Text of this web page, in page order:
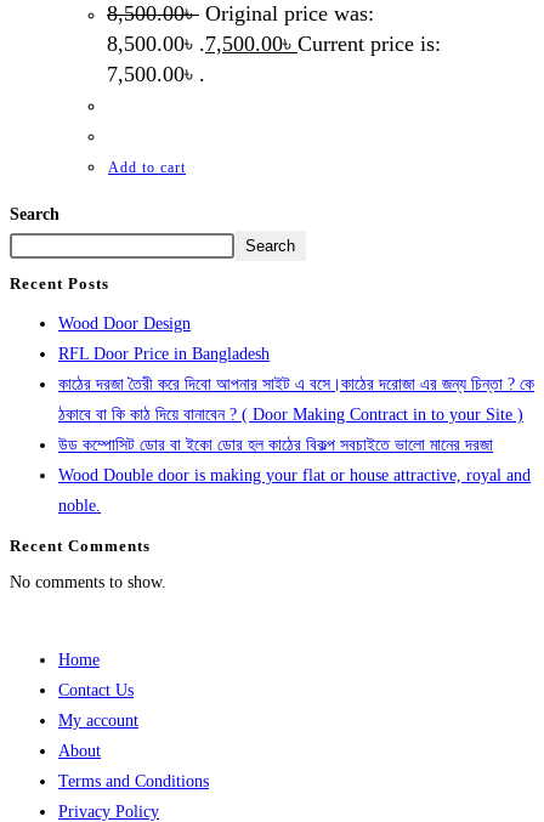
8,500.00৳ Original price was:
8,500.00৳ .7,500.00৳ Current price is:
7,500.00৳ .
Add to cart
Search
Search
Recent Posts
Wood Door Design
RFL Door Price in Bangladesh
কাঠের দরজা তৈরী করে দিবো আপনার সাইট এ বসে।কাঠের দরোজা এর জন্য চিন্তা ? কে
ঠকাবে বা কি কাঠ দিয়ে বানাবেন ? ( Door Making Contract in to your Site )
উড কম্পোসিট ডোর বা ইকো ডোর হল কাঠের বিকল্প সবচাইতে ভালো মানের দরজা
Wood Double door is making your flat or house attractive, royal and
noble.
Recent Comments
No comments to show.
Home
Contact Us
My account
About
Terms and Conditions
Privacy Policy